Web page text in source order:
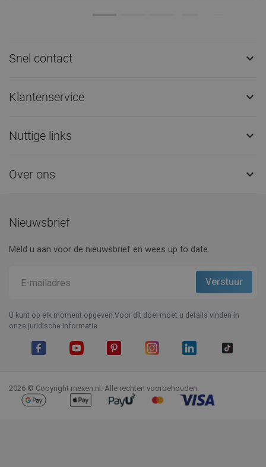
Snel contact 
Klantenservice 
Nuttige links 
Over ons 
Nieuwsbrief
Meld u aan voor de nieuwsbrief en wees up to date.
U kunt op elk moment opgeven.Voor dit doel moet u details vinden in
onze juridische informatie.
2026 © Copyright mexen.nl. Alle rechten voorbehouden.